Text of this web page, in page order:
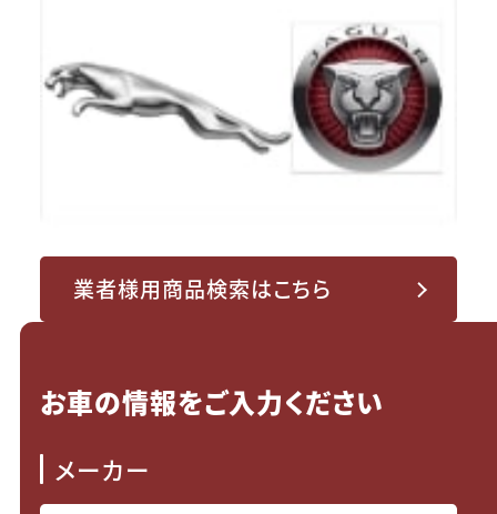
業者様用商品検索はこちら
お車の情報をご入力ください
メーカー